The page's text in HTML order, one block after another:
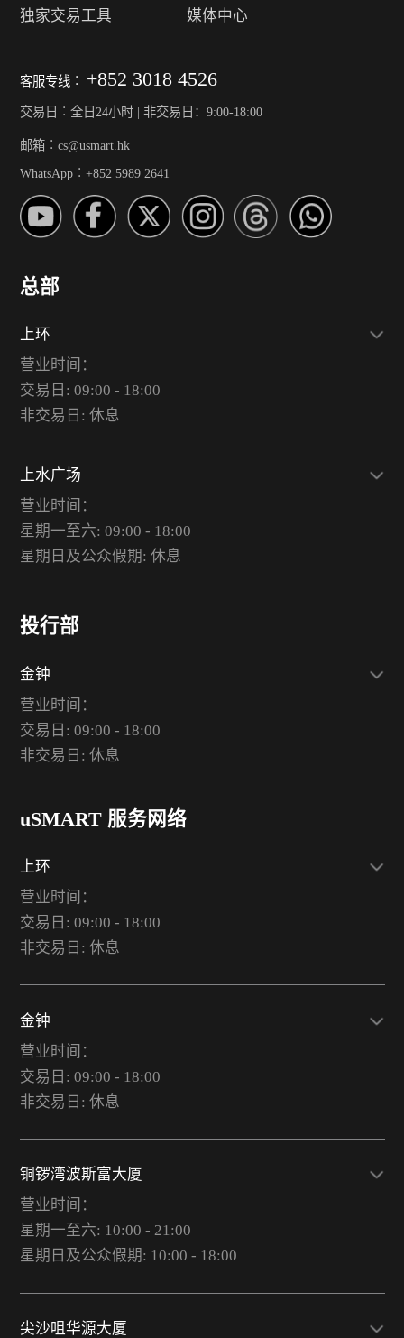
独家交易工具 媒体中心
客服专线︰ +852 3018 4526
交易日︰全日24小时 | 非交易日：9:00-18:00
邮箱︰cs@usmart.hk
WhatsApp︰+852 5989 2641
总部
上环
营业时间：
交易日: 09:00 - 18:00
非交易日: 休息
上水广场
营业时间：
星期一至六: 09:00 - 18:00
星期日及公众假期: 休息
投行部
金钟
营业时间：
交易日: 09:00 - 18:00
非交易日: 休息
uSMART 服务网络
上环
营业时间：
交易日: 09:00 - 18:00
非交易日: 休息
金钟
营业时间：
交易日: 09:00 - 18:00
非交易日: 休息
铜锣湾波斯富大厦
营业时间：
星期一至六: 10:00 - 21:00
星期日及公众假期: 10:00 - 18:00
尖沙咀华源大厦